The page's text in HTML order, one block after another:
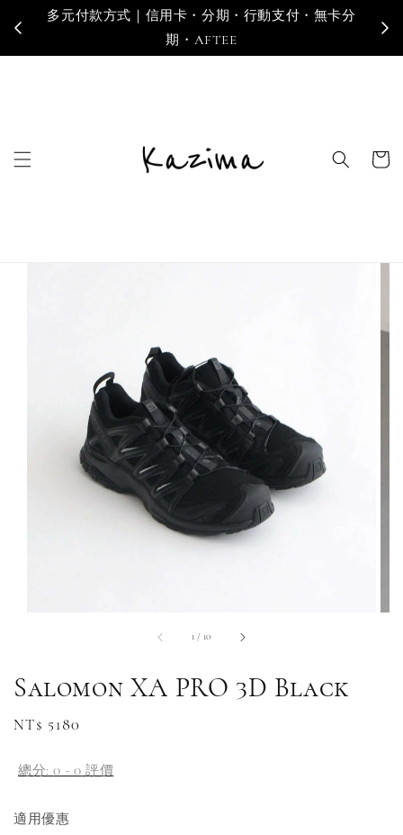
多元付款方式｜信用卡・分期・行動支付・無卡分
期・AFTEE
寄
1 / 10
Salomon XA PRO 3D Black
Regular
NT$ 5180
總分:0 - 0 評價
適用優惠